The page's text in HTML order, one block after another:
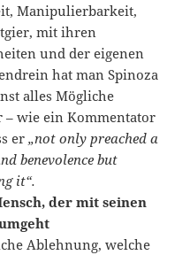
Manipulierbarkeit,
mit ihren
und der eigenen
hat man Spinoza
alles Mögliche
– wie ein Kommentator
er„not only preached a
benevolence but
it“.
der mit seinen
Ablehnung, welche